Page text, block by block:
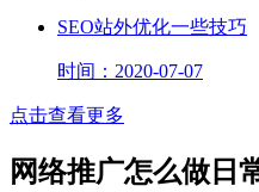
SEO站外优化一些技巧
时间：2020-07-07
点击查看更多
网络推广怎么做日